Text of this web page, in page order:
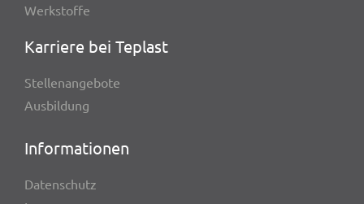
Werk­stoffe
Karriere bei Teplast
Stel­len­an­ge­bote
Ausbil­dung
Infor­ma­tio­nen
Daten­schutz